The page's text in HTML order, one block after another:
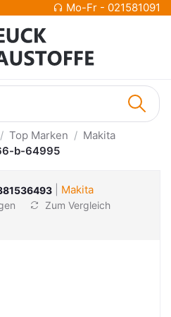
Mo-Fr - 021581091
Top Marken
Makita
b-64995
Makita
Zum Vergleich